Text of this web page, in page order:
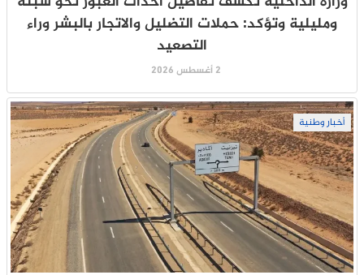
ومليلية وتؤكد: حملات التضليل والاتجار بالبشر وراء
التصعيد
2 أغسطس 2026
أخبار وطنية